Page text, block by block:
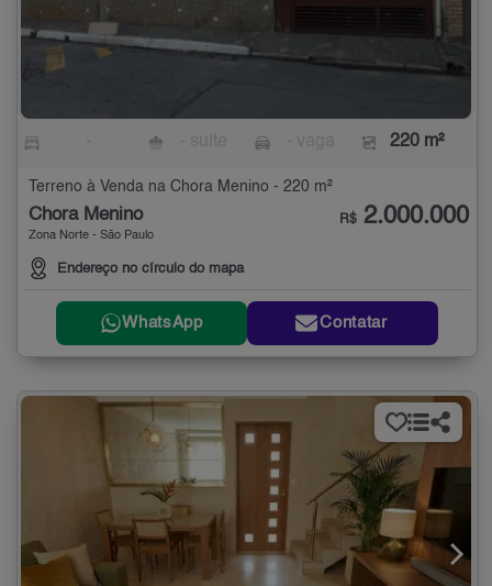
220 m²
Terreno à Venda na Chora Menino - 220 m²
Chora Menino
Zona Norte - São Paulo
Endereço no círculo do mapa
R$ 2.000.000
WhatsApp Contatar